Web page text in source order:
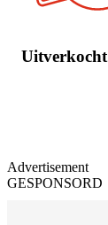
Uitverkocht
Advertisement
GESPONSORD